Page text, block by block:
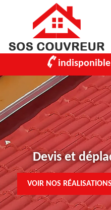
indisponible
Devis et
VOIR NOS RÉALISATIONS